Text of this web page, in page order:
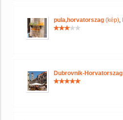
pula,horvatorszag (kép),
Dubrovnik-Horvatorszag